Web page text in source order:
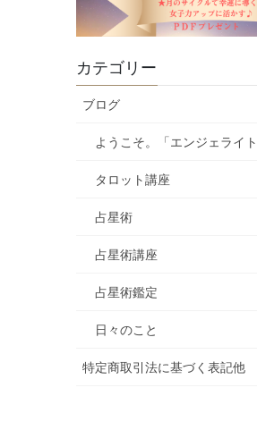
カテゴリー
ブログ
ようこそ。「エンジェライ
タロット講座
占星術
占星術講座
占星術鑑定
日々のこと
特定商取引法に基づく表記他